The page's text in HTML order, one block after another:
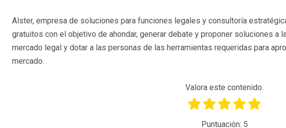
Alster, empresa de soluciones para funciones legales y consultoría
gratuitos con el objetivo de ahondar, generar debate y proponer soluciones a
mercado legal y dotar a las personas de las herramientas requeridas para
mercado.
Valora este contenido.
Puntuación: 5